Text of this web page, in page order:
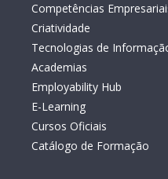
Competências
Criatividade
Tecnologias de
Academias
Employability Hub
E-Learning
Cursos Oficiais
Catálogo de Formação